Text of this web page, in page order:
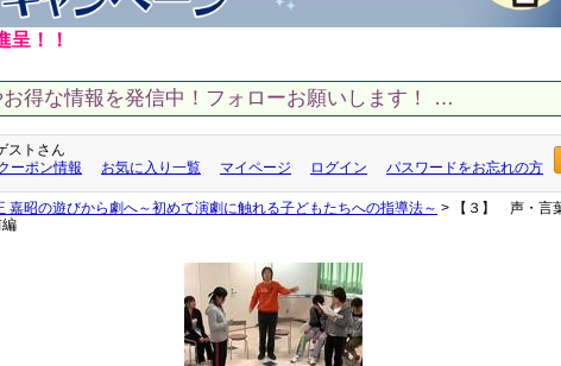
呈！！
得な情報を発信中！フォローお願いします！ …
ストさん
ーポン情報
お気に入り一覧 マイページ ログイン パスワードをお忘れの方
嘉昭の遊びから劇へ～初めて演劇に触れる子どもたちへの指導法～ > 【３】 声・言
編